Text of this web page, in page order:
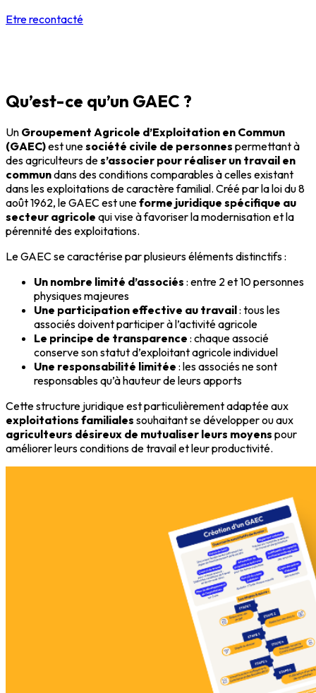
Etre recontacté
Qu’est-ce qu’un GAEC ?
Un Groupement Agricole d’Exploitation en Commun
(GAEC)est unesociété civile de personnes permettant à
des agriculteurs des’associer pour réaliser un travail en
commundans des conditions comparables à celles existant
dans les exploitations de caractère familial. Créé par la loi du 8
août 1962, le GAEC est uneforme juridique spécifique au
secteur agricole qui vise à favoriser la modernisation et la
pérennité des exploitations.
Le GAEC se caractérise par plusieurs éléments distinctifs :
Un nombre limité d’associés : entre 2 et 10 personnes
physiques majeures
Une participation effective au travail: tous les
associés doivent participer à l’activité agricole
Le principe de transparence : chaque associé
conserve son statut d’exploitant agricole individuel
Une responsabilité limitée : les associés ne sont
responsables qu’à hauteur de leurs apports
Cette structure juridique est particulièrement adaptée aux
exploitations familiales souhaitant se développer ou aux
agriculteurs désireux de mutualiser leurs moyens pour
améliorer leurs conditions de travail et leur productivité.